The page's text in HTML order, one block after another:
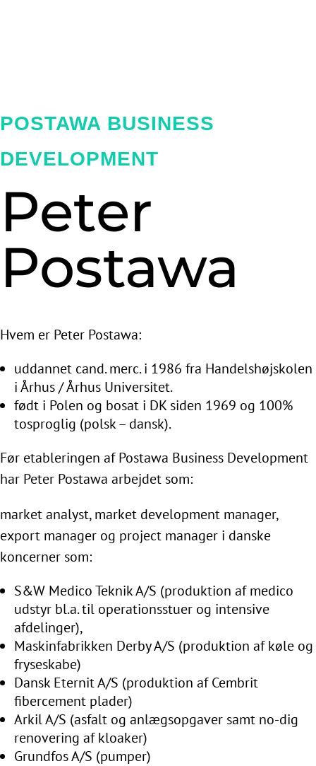
POSTAWA BUSINESS
DEVELOPMENT
Peter
Postawa
Hvem er Peter Postawa:
uddannet cand. merc. i 1986 fra Handelshøjskolen
i Århus / Århus Universitet.
født i Polen og bosat i DK siden 1969 og 100%
tosproglig (polsk – dansk).
Før etableringen af Postawa Business Development
har Peter Postawa arbejdet som:
market analyst, market development manager,
export manager og project manager i danske
koncerner som:
S&W Medico Teknik A/S (produktion af medico
udstyr bl.a. til operationsstuer og intensive
afdelinger),
Maskinfabrikken Derby A/S (produktion af køle og
fryseskabe)
Dansk Eternit A/S (produktion af Cembrit
fibercement plader)
Arkil A/S (asfalt og anlægsopgaver samt no-dig
renovering af kloaker)
Grundfos A/S (pumper)